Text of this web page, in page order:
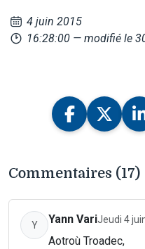
4 juin 2015
16:28:00 — modifié le
Commentaires (17)
Y Yann VariJeudi 4
Aotroù Troadec,